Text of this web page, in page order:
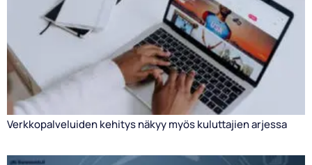
Verkkopalveluiden kehitys näkyy myös kuluttajien arjessa